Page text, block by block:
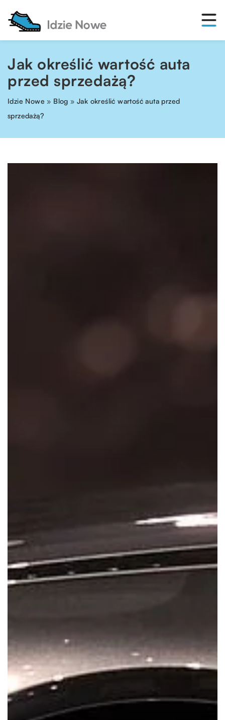
Jak określić wartość auta
przed sprzedażą?
Idzie Nowe » Blog »Jak określić wartość auta przed
sprzedażą?